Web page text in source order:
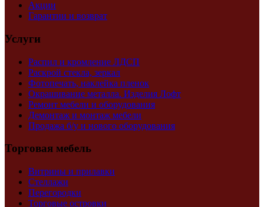
Акции
Гарантии и возврат
Услуги
Распил и кромление ЛДСП
Раскрой стекла, зеркал
Фотопечать, наклейка пленок
Окрашивание металла. Изделия Лофт
Ремонт мебели и оборудования
Демонтаж и монтаж мебели
Продажа б/у и нового оборудования
Торговая мебель
Витрины и прилавки
Стеллажи
Перегородки
Торговые островки